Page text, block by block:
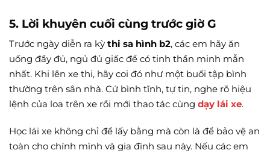
5. Lời khuyên cuối cùng trước giờ G
Trước ngày diễn ra kỳ thi sa hình b2, các em hãy ăn
uống đầy đủ, ngủ đủ giấc để có tinh thần minh mẫn
nhất. Khi lên xe thi, hãy coi đó như một buổi tập bình
thường trên sân nhà. Cứ bình tĩnh, tự tin, nghe rõ hiệu
lệnh của loa trên xe rồi mới thao tác cùng dạy lái xe.
Học lái xe không chỉ để lấy bằng mà còn là để bảo vệ an
toàn cho chính mình và gia đình sau này. Nếu các em